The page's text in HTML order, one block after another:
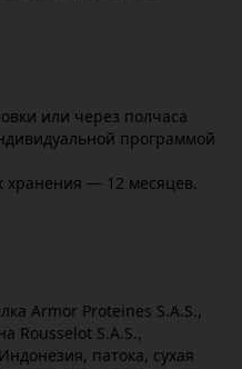
или через полчаса
программой
хранения — 12 месяцев.
Armor Proteines S.A.S.,
Rousselot S.A.S.,
патока, сухая